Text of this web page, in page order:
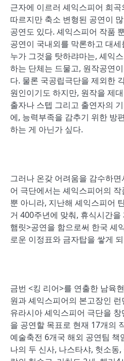
근자에 이르러 셰익스피어 희
따르지만 축소 변형된 공연이
공연도 있다. 셰익스피어 작품
공연이 국내외를 막론하고 대
누가 그것을 탓하랴마는, 셰익
하는 단체는 드물고, 원작공연
다. 물론 국공립극단을 제외한
원인이기도 하지만, 원작을 제
출자나 스텝 그리고 출연자의
에, 능력부족을 감추기 위한 방
하는 게 아닌가 싶다.
그러나 온갖 어려움을 감수하
어 극단에서는 셰익스피어의
뿐 아니라, 지난해 셰익스피어
거 400주년에 맞춰, 휴식시간
햄릿>공연을 함으로써 한국 셰
로운 이정표와 금자탑을 쌓게
금번 <킹 리어>를 연출한 남육
원과 셰익스피어의 본고장인
유라시아 셰익스피어 극단을
을 공연할 목표로 현재 17개의
예술축전 6개국 해외 공연팀 책
나의 두 신사, 나스타샤, 헛소동